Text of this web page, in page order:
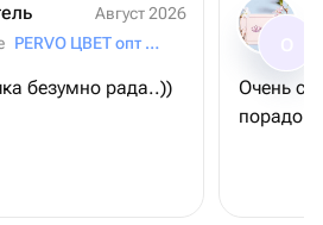
Август 2026
PERVO ЦВЕТ опт 24/7
безумно рада..))
Очень